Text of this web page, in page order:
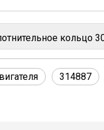
кольцо 309934 для газового двигателя
314887